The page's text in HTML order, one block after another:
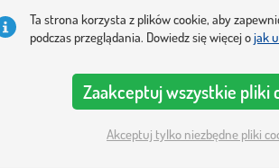
Dlatego ich pokój należy
od dwóch parametrów: wieku
łóżek przeznaczonych dla
wyboru są łóżka dziecięce z
Ta strona korzysta z plików cookie, aby
podczas przeglądania. Dowiedz się więcej ojak
Zaakceptuj wszystkie pliki
Akceptuj tylko niezbędne pliki